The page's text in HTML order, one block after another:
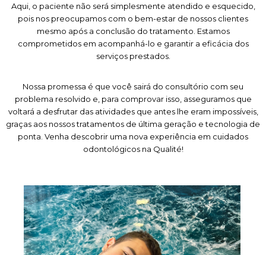
Aqui, o paciente não será simplesmente atendido e esquecido,
pois nos preocupamos com o bem-estar de nossos clientes
mesmo após a conclusão do tratamento. Estamos
comprometidos em acompanhá-lo e garantir a eficácia dos
serviços prestados.
Nossa promessa é que você sairá do consultório com seu
problema resolvido e, para comprovar isso, asseguramos que
voltará a desfrutar das atividades que antes lhe eram impossíveis,
graças aos nossos tratamentos de última geração e tecnologia de
ponta. Venha descobrir uma nova experiência em cuidados
odontológicos na Qualité!